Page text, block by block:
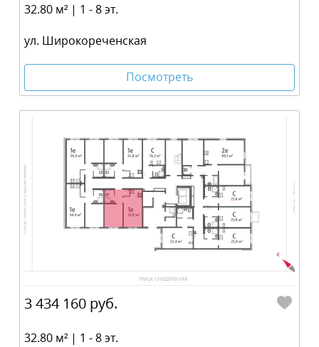
32.80 м² | 1 - 8 эт.
ул. Широкореченская
Посмотреть
3 434 160 руб.
32.80 м² | 1 - 8 эт.